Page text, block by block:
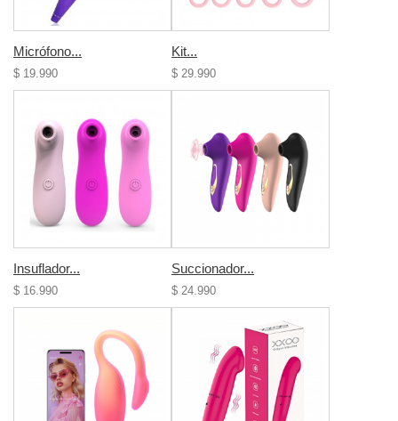
Micrófono...
$ 19.990
Kit...
$ 29.990
Insuflador...
$ 16.990
Succionador...
$ 24.990